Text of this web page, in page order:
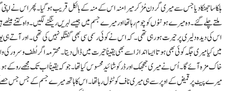
ہلکا سا جھٹکا دیا جس سے میری گردن مُڑ کر میرا منہ اس کے منہ کے بالکل قریب ہو گیا۔ پھر اس نے
ملتے چلے گئے۔ وہ میرے ہونٹوں کو چوم رہا تھا اور میرے جسم میں جیسے لہریں رینگنے لگیں۔ واہ کتنے
اس کی دیدہ دلیری پر حیرت ہو رہی تھی۔ کہ اس نے کوئی رسمی سی بھی گفتگو نہیں کی تھی۔ اور آتے ہی
میں کیا میری جگہ کوئی بھی ہوتا ایسا انداز اسے بھی یقیناً حیرت میں ڈال دیتا۔ محترمہ اگر لُطف و سرور
خاک مزہ آئے گا۔ اُس نے میری جھجھک اور ڈر کو شائید محسوس کیا تھا۔ جو کہ یقیناً اب تک مجھے روکے
میرے پیٹ پر قمیض کے اوپر سے ہی میری ناف کو ٹٹول رہا تھا۔ اس کا ہاتھ میرے جسم کے جس جس